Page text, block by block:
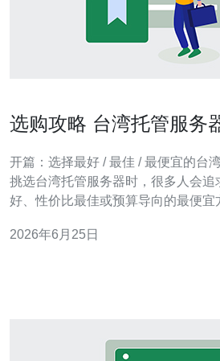
选购攻略 台湾托管服务
开篇：选择最好 / 最佳 / 最便宜的台
挑选台湾托管服务器时，很多人会追
好、性价比最佳或预算导向的最便宜
项，协助你在中華電信、台灣大哥大
2026年6月25日